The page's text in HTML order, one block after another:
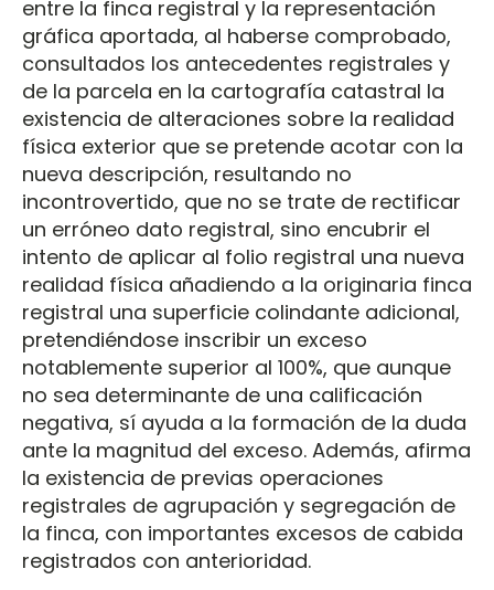
entre la finca registral y la representación
gráfica aportada, al haberse comprobado,
consultados los antecedentes registrales y
de la parcela en la cartografía catastral la
existencia de alteraciones sobre la realidad
física exterior que se pretende acotar con la
nueva descripción, resultando no
incontrovertido, que no se trate de rectificar
un erróneo dato registral, sino encubrir el
intento de aplicar al folio registral una nueva
realidad física añadiendo a la originaria finca
registral una superficie colindante adicional,
pretendiéndose inscribir un exceso
notablemente superior al 100%, que aunque
no sea determinante de una calificación
negativa, sí ayuda a la formación de la duda
ante la magnitud del exceso. Además, afirma
la existencia de previas operaciones
registrales de agrupación y segregación de
la finca, con importantes excesos de cabida
registrados con anterioridad.